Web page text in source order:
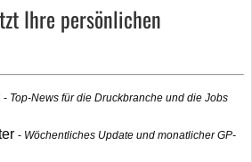
Ihre persönlichen
Top-News für die Druckbranche und die Jobs
Wöchentliches Update und monatlicher GP-